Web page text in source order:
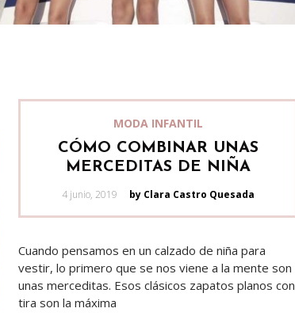
MODA INFANTIL
CÓMO COMBINAR UNAS
MERCEDITAS DE NIÑA
Posted
on
4 junio, 2019 by Clara Castro Quesada
Cuando pensamos en un calzado de niña para
vestir, lo primero que se nos viene a la mente son
unas merceditas. Esos clásicos zapatos planos con
tira son la máxima